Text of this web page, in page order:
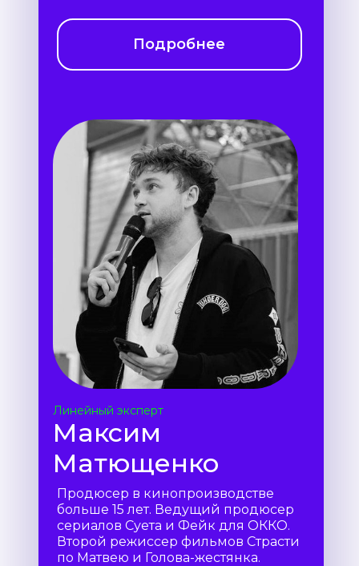
Продюсер в кинопроизводстве
больше 15 лет. Ведущий продюсер
сериалов Суета и Фейк для ОККО.
Второй режиссер фильмов Страсти
по Матвею и Голова-жестянка.
Максим
Матющенко
Линейный эксперт
Подробнее